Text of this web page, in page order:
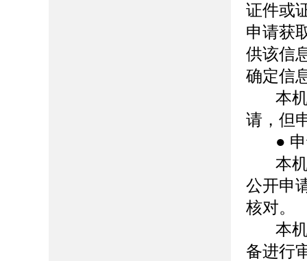
证件或
申请获
供该信
确定信
本
请，但
●
本
公开申
核对。
本
备进行